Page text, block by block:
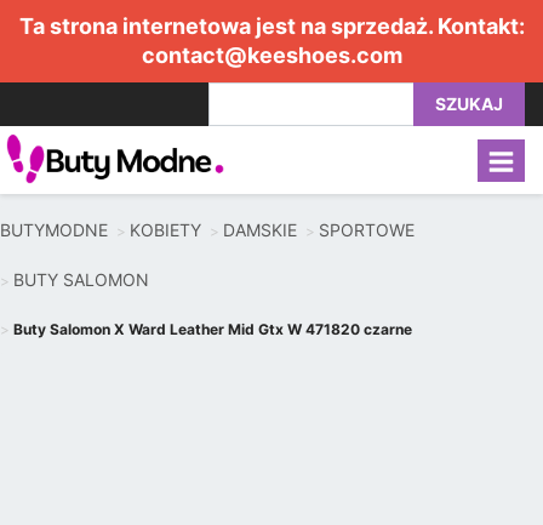
Ta strona internetowa jest na sprzedaż. Kontakt:
contact@keeshoes.com
SZUKAJ
BUTYMODNE KOBIETY DAMSKIE SPORTOWE
BUTY SALOMON
Buty Salomon X Ward Leather Mid Gtx W 471820 czarne